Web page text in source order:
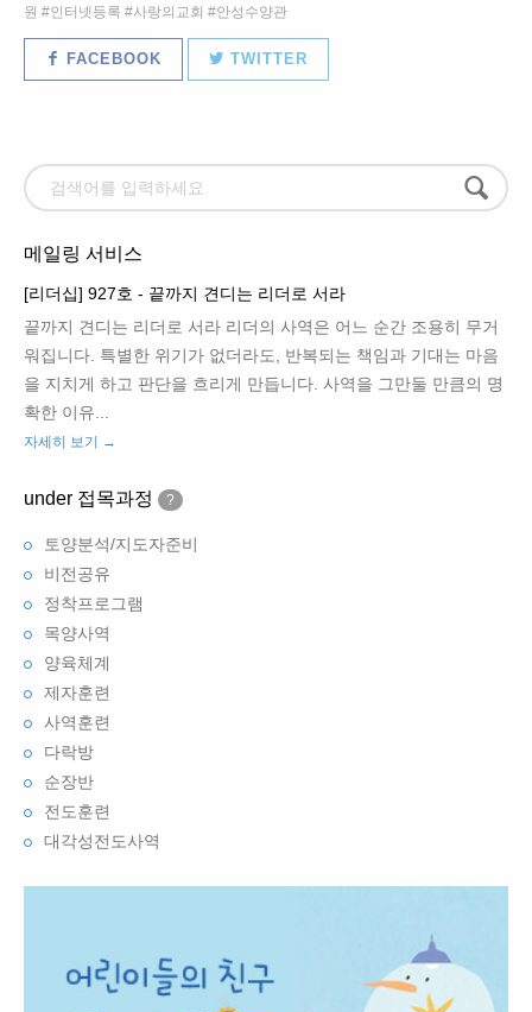
원 인터넷등록 사랑의교회 안성수양관
FACEBOOK TWITTER
메일링 서비스
[리더십] 927호 - 끝까지 견디는 리더로 서라
끝까지 견디는 리더로 서라 리더의 사역은 어느 순간 조용히 무거
워집니다. 특별한 위기가 없더라도, 반복되는 책임과 기대는 마음
을 지치게 하고 판단을 흐리게 만듭니다. 사역을 그만둘 만큼의 명
확한 이유...
자세히 보기 →
under 접목과정 ?
토양분석/지도자준비
비전공유
정착프로그램
목양사역
양육체계
제자훈련
사역훈련
다락방
순장반
전도훈련
대각성전도사역